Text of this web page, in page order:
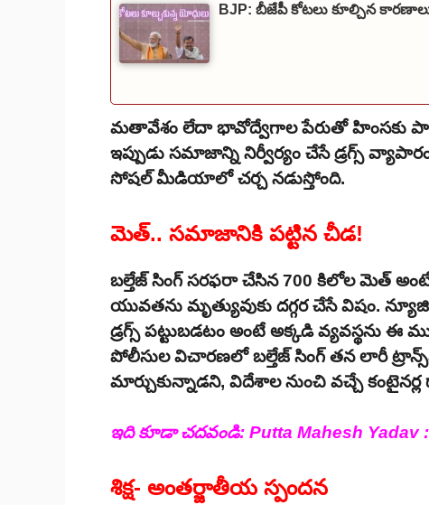
BJP: బీజేపీ కోటలు కూల్చిన
మతావేశం లేదా భావోద్వేగాల పేరుతో హింసకు
ఇప్పుడు సమాజాన్ని నిర్వీర్యం చేసే డ్రగ్స్
సోషల్ మీడియాలో చర్చ నడుస్తోంది.
మెత్.. సమాజానికి పట్టిన చీడ!
బల్తేజ్ సింగ్ సరఫరా చేసిన 700 కిలోల మెత్
యువతను మృత్యువుకు దగ్గర చేసే విషం.
డ్రగ్స్ పట్టుబడటం అంటే అక్కడి వ్యవస్థను ఈ
పోలీసుల విచారణలో బల్తేజ్ సింగ్ తన లారీ
మార్చుకున్నాడని, విదేశాల నుంచి వచ్చే
ఇది కూడా చదవండి: Putta Mahesh Yadav
శిక్ష- అంతర్జాతీయ స్పందన